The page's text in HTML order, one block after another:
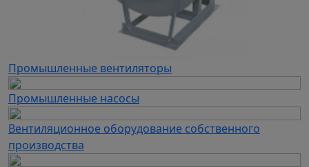
Промышленные вентиляторы
Промышленные насосы
Вентиляционное оборудование собственного
производства